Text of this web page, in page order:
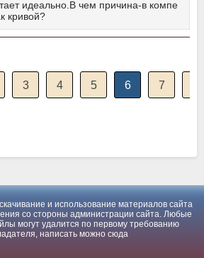
идеально.В чем причина-в компе
кривой?
3 4 5 6 7
и использование материалов сайта
со стороны администрации сайта. Любые
могут удалится по первому требованию
написать можно сюда